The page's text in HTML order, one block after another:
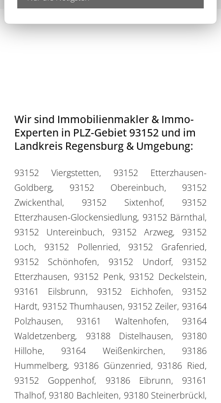
Wir sind Immobilienmakler & Immo-
Experten in PLZ-Gebiet 93152 und im
Landkreis Regensburg & Umgebung:
93152 Viergstetten, 93152 Etterzhausen-
Goldberg, 93152 Obereinbuch, 93152
Zwickenthal, 93152 Sixtenhof, 93152
Etterzhausen-Glockensiedlung, 93152 Bärnthal,
93152 Untereinbuch, 93152 Arzweg, 93152
Loch, 93152 Pollenried, 93152 Grafenried,
93152 Schönhofen, 93152 Undorf, 93152
Etterzhausen, 93152 Penk, 93152 Deckelstein,
93161 Eilsbrunn, 93152 Eichhofen, 93152
Hardt, 93152 Thumhausen, 93152 Zeiler, 93164
Polzhausen, 93161 Waltenhofen, 93164
Waldetzenberg, 93188 Distelhausen, 93180
Hillohe, 93164 Weißenkirchen, 93186
Hummelberg, 93186 Günzenried, 93186 Ried,
93152 Goppenhof, 93186 Eibrunn, 93161
Thalhof, 93180 Bachleiten, 93180 Steinerbrückl,